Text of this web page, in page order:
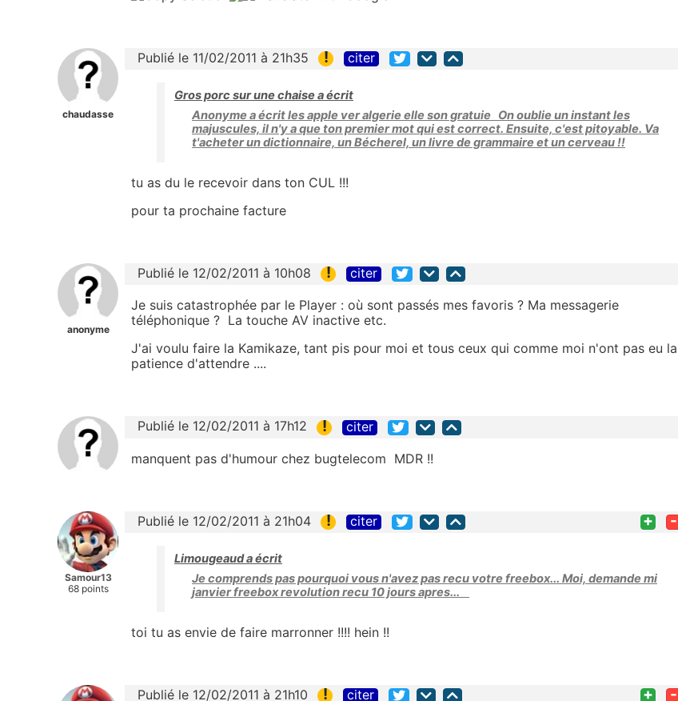
chaudasse
Publié le 11/02/2011 à 21h35 ! citer
Gros porc sur une chaise a écrit
Anonyme a écrit les apple ver algerie elle son gratuie On oublie un instant les
majuscules, il n'y a que ton premier mot qui est correct. Ensuite, c'est pitoyable. Va
t'acheter un dictionnaire, un Bécherel, un livre de grammaire et un cerveau !!
tu as du le recevoir dans ton CUL !!!
pour ta prochaine facture
anonyme
Publié le 12/02/2011 à 10h08 ! citer
Je suis catastrophée par le Player : où sont passés mes favoris ? Ma messagerie
téléphonique ? La touche AV inactive etc.
J'ai voulu faire la Kamikaze, tant pis pour moi et tous ceux qui comme moi n'ont pas eu la
patience d'attendre ....
Publié le 12/02/2011 à 17h12 ! citer
manquent pas d'humour chez bugtelecom MDR !!
Samour13
68 points
Publié le 12/02/2011 à 21h04 ! citer + -
Limougeaud a écrit
Je comprends pas pourquoi vous n'avez pas recu votre freebox... Moi, demande mi
janvier freebox revolution recu 10 jours apres...
toi tu as envie de faire marronner !!!! hein !!
Publié le 12/02/2011 à 21h10 ! citer + -